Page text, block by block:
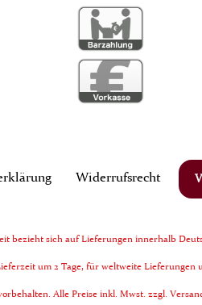
Widerrufs­recht
bezieht sich auf Lieferungen innerhalb
um 2 Tage, für weltweite Lieferungen
Alle Preise inkl. Mwst. zzgl.